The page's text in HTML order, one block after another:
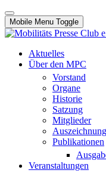
Mobile Menu Toggle
Aktuelles
Über den MPC
Vorstand
Organe
Historie
Satzung
Mitglieder
Publikationen
Veranstaltungen